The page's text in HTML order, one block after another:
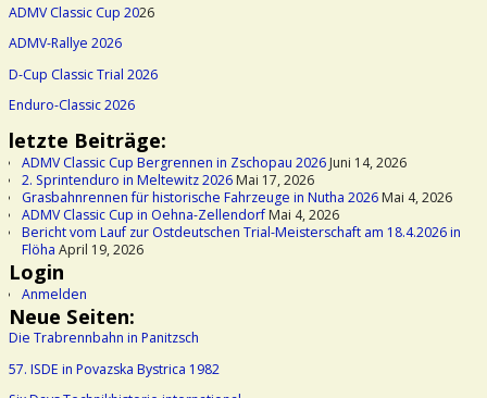
ADMV Classic Cup 2026
ADMV-Rallye 2026
D-Cup Classic Trial 2026
Enduro-Classic 2026
letzte Beiträge:
ADMV Classic Cup Bergrennen in Zschopau 2026Juni 14, 2026
2. Sprintenduro in Meltewitz 2026Mai 17, 2026
Grasbahnrennen für historische Fahrzeuge in Nutha 2026Mai 4, 2026
ADMV Classic Cup in Oehna-ZellendorfMai 4, 2026
Bericht vom Lauf zur Ostdeutschen Trial-Meisterschaft am 18.4.2026 in
Flöha April 19, 2026
Login
Anmelden
Neue Seiten:
Die Trabrennbahn in Panitzsch
57. ISDE in Povazska Bystrica 1982